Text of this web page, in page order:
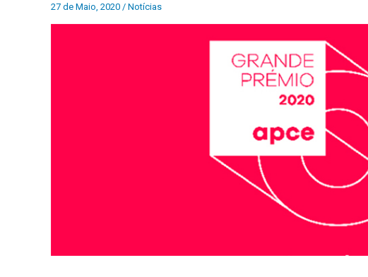
27 de Maio, 2020 / Notícias